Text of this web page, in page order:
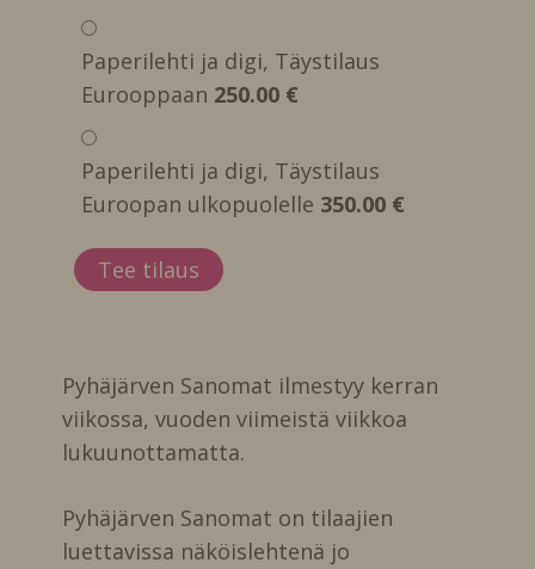
Paperilehti ja digi, Täystilaus
Eurooppaan 250.00 €
Paperilehti ja digi, Täystilaus
Euroopan ulkopuolelle 350.00 €
Pyhäjärven Sanomat ilmestyy kerran
viikossa, vuoden viimeistä viikkoa
lukuunottamatta.
Pyhäjärven Sanomat on tilaajien
luettavissa näköislehtenä jo